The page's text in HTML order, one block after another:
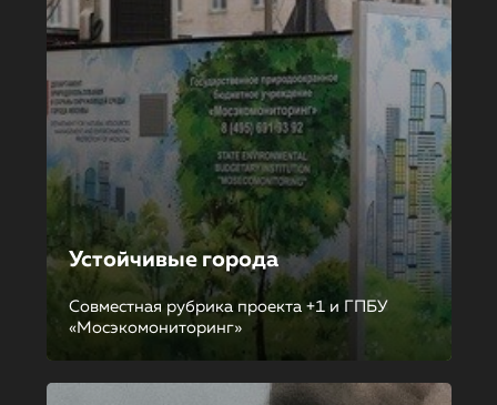
Устойчивые города
Совместная рубрика проекта +1 и ГПБУ
«Мосэкомониторинг»